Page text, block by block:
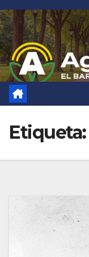
Saltar
al
contenido
Etiqueta: